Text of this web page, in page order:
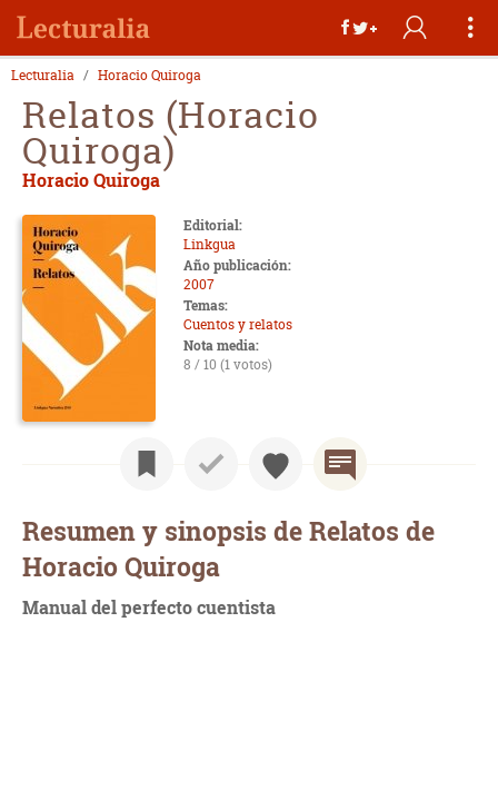
Lecturalia Horacio Quiroga
Relatos (Horacio
Quiroga)
Horacio Quiroga
Editorial:
Linkgua
Año publicación:
2007
Temas:
Cuentos y relatos
Nota media:
8 / 10 (1 votos)
Resumen y sinopsis de Relatos de
Horacio Quiroga
Manual del perfecto cuentista